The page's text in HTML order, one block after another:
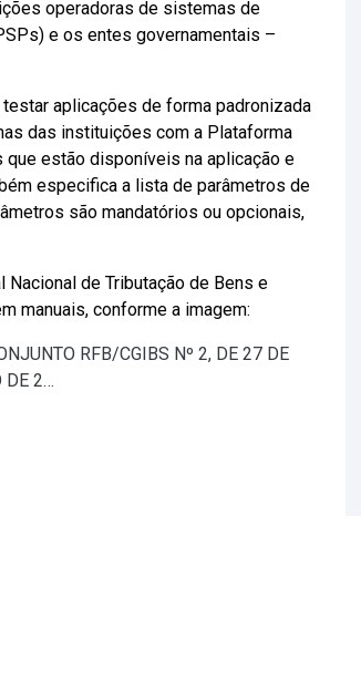
operadoras de sistemas de
e os entes governamentais –
aplicações de forma padronizada
das instituições com a Plataforma
estão disponíveis na aplicação e
especifica a lista de parâmetros de
são mandatórios ou opcionais,
de Tributação de Bens e
manuais, conforme a imagem:
RFB/CGIBS Nº 2, DE 27 DE
DE 2…